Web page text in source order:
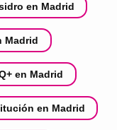
en Madrid
Madrid
en Madrid
en Madrid